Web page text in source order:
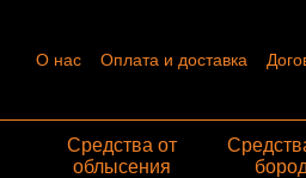
О нас Оплата и доставка
Средства от
облысения